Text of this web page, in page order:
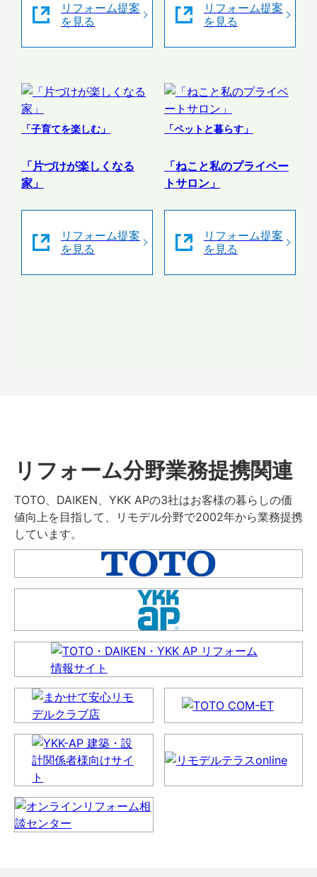
リフォーム提案
を見る
リフォーム提案
を見る
「子育てを楽しむ」
「片づけが楽しくなる
家」
リフォーム提案
を見る
「ペットと暮らす」
「ねこと私のプライベー
トサロン」
リフォーム提案
を見る
リフォーム分野業務提携関連
TOTO、DAIKEN、YKK APの3社はお客様の暮らしの価
値向上を目指して、リモデル分野で2002年から業務提携
しています。